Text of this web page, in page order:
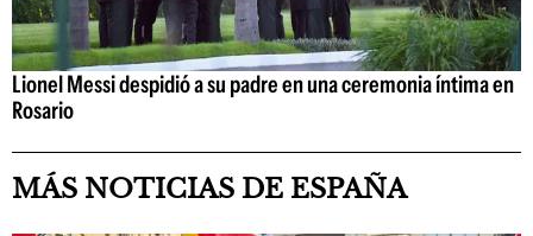
Lionel Messi despidió a su padre en una ceremonia íntima en
Rosario
MÁS NOTICIAS DE ESPAÑA